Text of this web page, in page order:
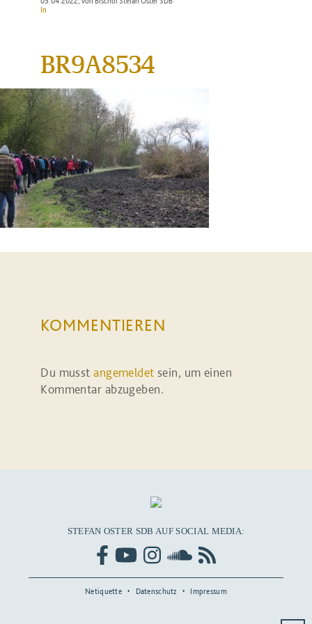
In
BR9A8534
KOMMENTIEREN
Du musstangemeldet sein, um einen
Kommentar abzugeben.
STEFAN OSTER SDB AUF SOCIAL MEDIA:
Netiquette Datenschutz Impressum